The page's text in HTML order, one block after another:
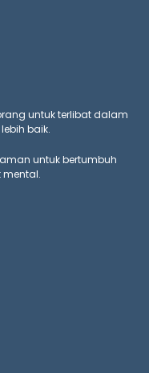
untuk terlibat dalam
baik.
untuk bertumbuh
mental.